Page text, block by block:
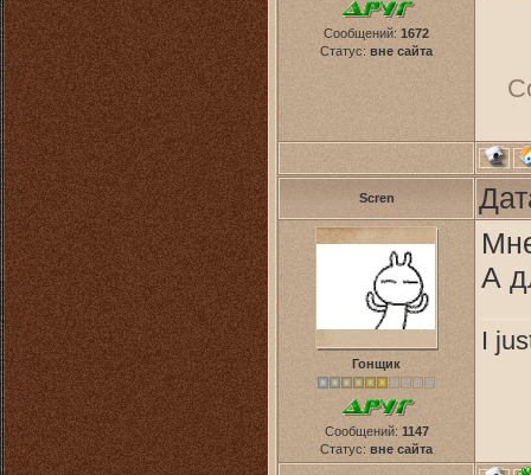
Сообщений: 1672
Статус: вне сайта
Scren
Гонщик
Сообщений: 1147
Статус: вне сайта
А
I